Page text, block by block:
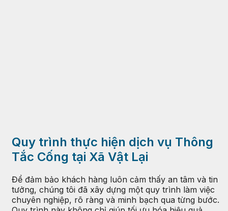
Quy trình thực hiện dịch vụ Thông
Tắc Cống tại Xã Vật Lại
Để đảm bảo khách hàng luôn cảm thấy an tâm và tin
tưởng, chúng tôi đã xây dựng một quy trình làm việc
chuyên nghiệp, rõ ràng và minh bạch qua từng bước.